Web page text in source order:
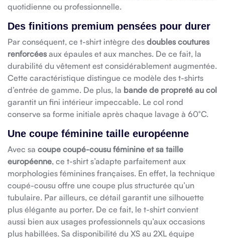
quotidienne ou professionnelle.
Des finitions premium pensées pour durer
Par conséquent, ce t-shirt intègre des doubles coutures
renforcéesaux épaules et aux manches. De ce fait, la
durabilité du vêtement est considérablement augmentée.
Cette caractéristique distingue ce modèle des t-shirts
d’entrée de gamme. De plus, la bande de propreté au col
garantit un fini intérieur impeccable. Le col rond
conserve sa forme initiale après chaque lavage à 60°C.
Une coupe féminine taille européenne
Avec sa coupe coupé-cousu féminine et sa taille
européenne, ce t-shirt s’adapte parfaitement aux
morphologies féminines françaises. En effet, la technique
coupé-cousu offre une coupe plus structurée qu’un
tubulaire. Par ailleurs, ce détail garantit une silhouette
plus élégante au porter. De ce fait, le t-shirt convient
aussi bien aux usages professionnels qu’aux occasions
plus habillées. Sa disponibilité du XS au 2XL équipe